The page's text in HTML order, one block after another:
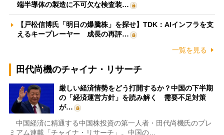
端半導体の製造に不可欠な検査装…
【戸松信博氏「明日の爆騰株」を探せ】TDK：AIインフラを支
えるキープレーヤー 成長の再評…
一覧を見る
田代尚機のチャイナ・リサーチ
厳しい経済情勢をどう打開するか？中国の下半期
の「経済運営方針」を読み解く 需要不足対策
が…
中国経済に精通する中国株投資の第一人者・田代尚機氏のプレ
ミアム連載「チャイナ・リサーチ」。中国の…